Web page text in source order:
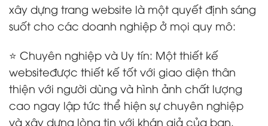
xây dựng trang website là một quyết định sáng
suốt cho các doanh nghiệp ở mọi quy mô:
⭐ Chuyên nghiệp và Uy tín: Một thiết kế
websiteđược thiết kế tốt với giao diện thân
thiện với người dùng và hình ảnh chất lượng
cao ngay lập tức thể hiện sự chuyên nghiệp
và xây dựng lòng tin với khán giả của bạn.